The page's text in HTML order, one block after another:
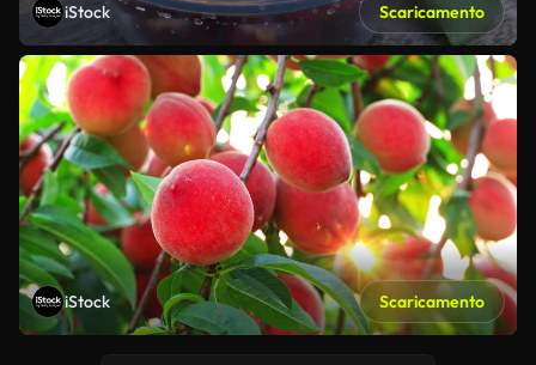
iStock Scaricamento
iStock Scaricamento